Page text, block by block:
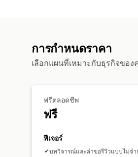
การกำหนดราคา
เลือกแผนที่เหมาะกับธุรกิจขอ
ฟรีตลอดชีพ
ฟรี
ฟีเจอร์
บทวิจารณ์และคำขอรีวิวแบบไม่จำ